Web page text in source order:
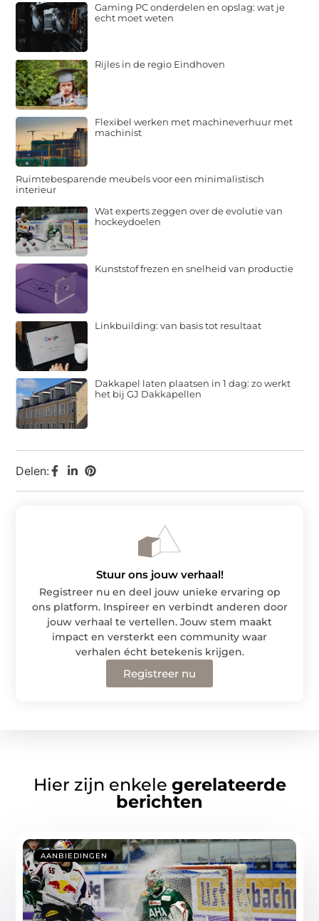
Delen:
Gaming PC onderdelen en opslag: wat je
echt moet weten
Rijles in de regio Eindhoven
Flexibel werken met machineverhuur met
machinist
Ruimtebesparende meubels voor een minimalistisch
interieur
Wat experts zeggen over de evolutie van
hockeydoelen
Kunststof frezen en snelheid van productie
Linkbuilding: van basis tot resultaat
Dakkapel laten plaatsen in 1 dag: zo werkt
het bij GJ Dakkapellen
Stuur ons jouw verhaal!
Registreer nu en deel jouw unieke ervaring op
ons platform. Inspireer en verbindt anderen door
jouw verhaal te vertellen. Jouw stem maakt
impact en versterkt een community waar
verhalen écht betekenis krijgen.
Registreer nu
Hier zijn enkele gerelateerde
berichten
AANBIEDINGEN